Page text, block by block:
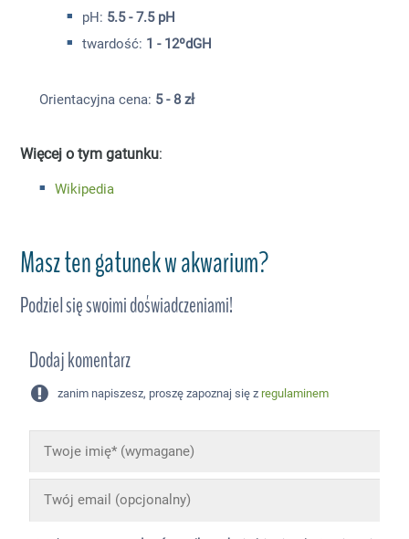
pH: 5.5 - 7.5 pH
twardość: 1 - 12ºdGH
Orientacyjna cena: 5 - 8 zł
Więcej o tym gatunku:
Wikipedia
Masz ten gatunek w akwarium?
Podziel się swoimi doświadczeniami!
Dodaj komentarz
zanim napiszesz, proszę zapoznaj się z regulaminem